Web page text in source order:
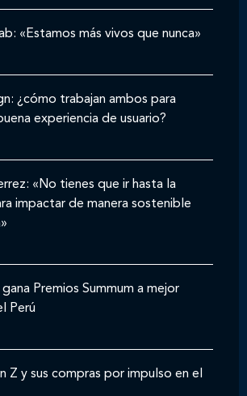
«Estamos más vivos que nunca»
¿cómo trabajan ambos para
experiencia de usuario?
«No tienes que ir hasta la
impactar de manera sostenible
Premios Summum a mejor
Perú
Z y sus compras por impulso en el